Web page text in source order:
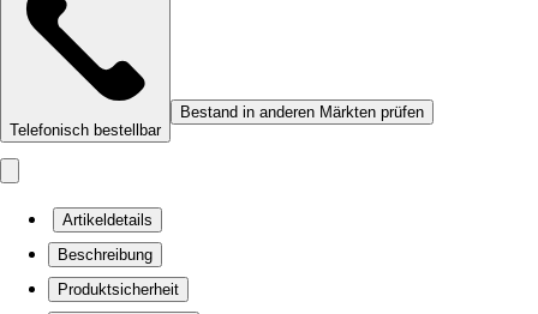
Telefonisch bestellbar
Bestand in anderen Märkten prüfen
Artikeldetails
Beschreibung
Produktsicherheit